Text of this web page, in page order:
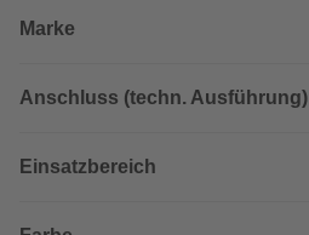
Marke
Anschluss (techn. Ausführung)
Einsatzbereich